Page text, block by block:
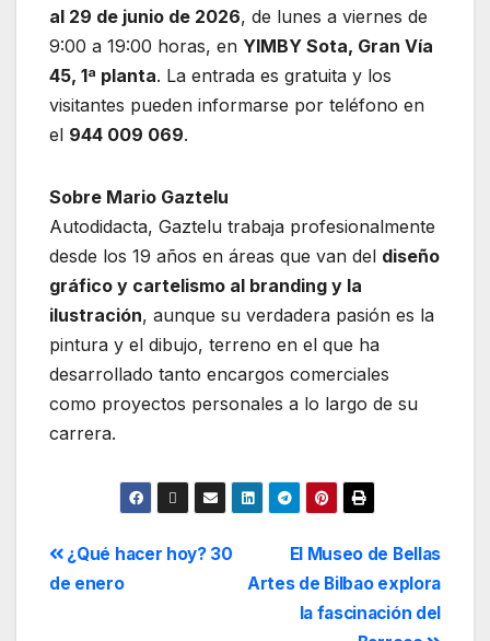
al 29 de junio de 2026, de lunes a viernes de
9:00 a 19:00 horas, en YIMBY Sota, Gran Vía
45, 1ª planta. La entrada es gratuita y los
visitantes pueden informarse por teléfono en
el 944 009 069.
Sobre Mario Gaztelu
Autodidacta, Gaztelu trabaja profesionalmente
desde los 19 años en áreas que van del diseño
gráfico y cartelismo al branding y la
ilustración, aunque su verdadera pasión es la
pintura y el dibujo, terreno en el que ha
desarrollado tanto encargos comerciales
como proyectos personales a lo largo de su
carrera.
El Museo de Bellas
Artes de Bilbao explora
la fascinación del
¿Qué hacer hoy? 30
de enero